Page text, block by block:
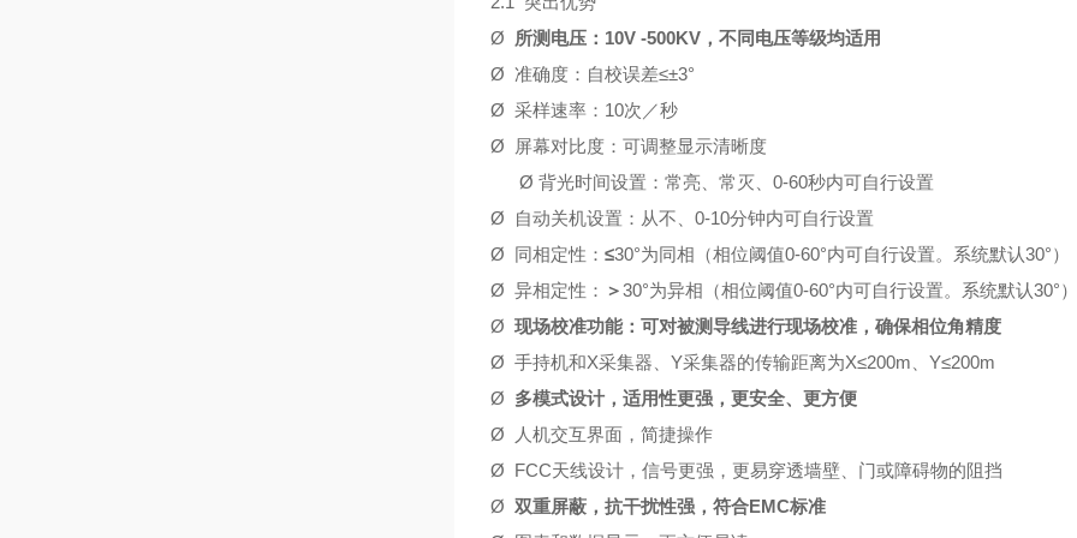
Ø 所测电压：10V -500KV，不同电压等级均适用
Ø 准确度：自校误差≤±3°
Ø 采样速率：10次／秒
Ø
屏幕对比度：可调整显示清晰度
Ø 背光时间设置：常亮、常灭、0-60秒内可自行设置
Ø
自动关机设置：从不、0-10分钟内可自行设置
Ø 同相定性： ≤30°为同相（相位阈值0-60°内可自行设置。系统默认30°）
Ø 异相定性： ＞30°为异相（相位阈值0-60°内可自行设置。系统默认30°）
Ø 现场校准功能：可对被测导线进行现场校准，确保相位角精度
Ø 手持机和X采集器、Y采集器的传输距离为X≤200m、Y≤200m
Ø 多模式设计，适用性更强，更安全、更方便
Ø
人机交互界面，简捷操作
Ø FCC天线设计，信号更强，更易穿透墙壁、门或障碍物的阻挡
Ø 双重屏蔽，抗干扰性强，符合EMC标准